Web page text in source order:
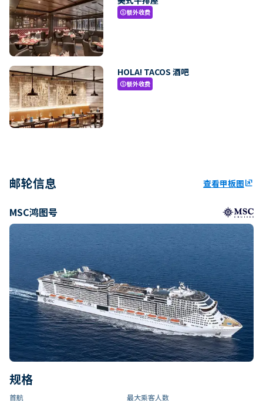
paid额外收费
HOLA! TACOS 酒吧
paid额外收费
邮轮信息 查看甲板图ungroup
MSC鸿图号
规格
首航 最大乘客人数